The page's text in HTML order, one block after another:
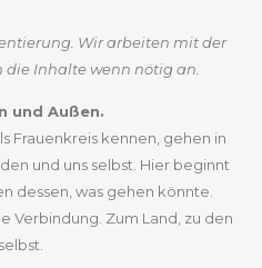
Wir arbeiten mit der
die Inhalte wenn nötig an.
und Außen.
Frauenkreis kennen, gehen in
und uns selbst. Hier beginnt
dessen, was gehen könnte.
Verbindung. Zum Land, zu den